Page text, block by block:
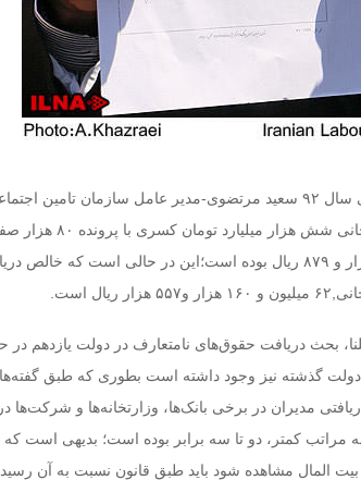
حقوق ماهیانه دریافتی سال ۹۲ سعید مرتضوی-مدیر عامل سازمان
سازمان به دولت
است.
بحث دریافت حقوق‌های نامتعارف در دولت یازدهم
گذشته نیز وجود داشته است بطوری که طبق
مدیران در برخی بانک‌ها، وزارتخانه‌ها و شرکت‌ها
مراتب کمتر، دو تا سه برابر بوده است؛ بدیهی است
المال مشاهده شود باید طبق قانون نسبت به آن